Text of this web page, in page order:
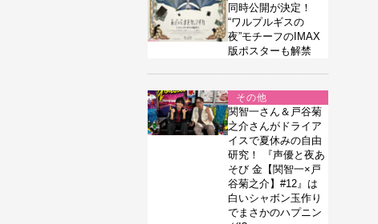
同時公開が決定！
“ワルプルギスの
夜”モチーフのIMAX
版ポスターも解禁
その他
関智一さん＆戸谷菊
之介さんがドライア
イスで夏休みの自由
研究！ 『声優と夜あ
そび 金【関智一×戸
谷菊之介】#12』は
白いシャボン玉作り
でまさかのハプニン